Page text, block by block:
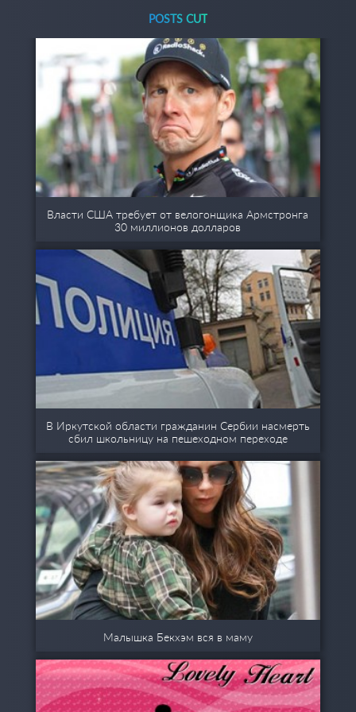
POSTS CUT
Власти США требует от велогонщика Армстронга
30 миллионов долларов
В Иркутской области гражданин Сербии насмерть
сбил школьницу на пешеходном переходе
Малышка Бекхэм вся в маму